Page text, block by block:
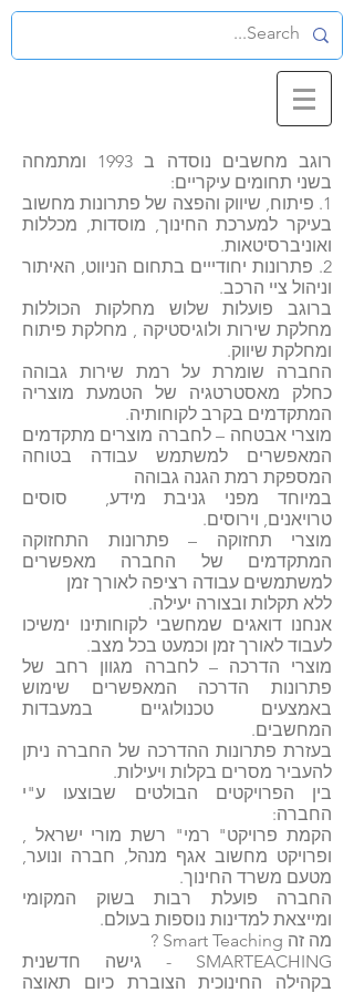
רוגב מחשבים נוסדה ב 1993 ומתמחה
בשני תחומים עיקריים:
1. פיתוח, שיווק והפצה של פתרונות מחשוב
בעיקר למערכת החינוך, מוסדות, מכללות
ואוניברסיטאות.
2. פתרונות יחודייים בתחום הניווט, האיתור
וניהול ציי הרכב.
ברוגב פועלות שלוש מחלקות הכוללות
מחלקת שירות ולוגיסטיקה , מחלקת פיתוח
ומחלקת שיווק.
החברה שומרת על רמת שירות גבוהה
כחלק מאסטרטגיה של הטמעת מוצריה
המתקדמים בקרב לקוחותיה.
מוצרי אבטחה – לחברה מוצרים מתקדמים
המאפשרים למשתמש עבודה בטוחה
המספקת רמת הגנה גבוהה
במיוחד מפני גניבת מידע, סוסים
טרויאנים, וירוסים.
מוצרי תחזוקה – פתרונות התחזוקה
המתקדמים של החברה מאפשרים
למשתמשים עבודה רציפה לאורך זמן
ללא תקלות ובצורה יעילה.
אנחנו דואגים שמחשבי לקוחותינו ימשיכו
לעבוד לאורך זמן וכמעט בכל מצב.
מוצרי הדרכה – לחברה מגוון רחב של
פתרונות הדרכה המאפשרים שימוש
באמצעים טכנולוגיים במעבדות
המחשבים.
בעזרת פתרונות ההדרכה של החברה ניתן
להעביר מסרים בקלות ויעילות.
בין הפרויקטים הבולטים שבוצעו ע"י
החברה:
הקמת פרויקט" רמי" רשת מורי ישראל ,
ופרויקט מחשוב אגף מנהל, חברה ונוער,
מטעם משרד החינוך.
החברה פועלת רבות בשוק המקומי
ומייצאת למדינות נוספות בעולם.
מה זה Smart Teaching ?
SMARTEACHING - גישה חדשנית
בקהילה החינוכית הצוברת כיום תאוצה